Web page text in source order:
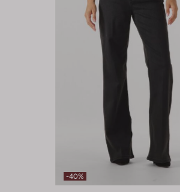
-40%